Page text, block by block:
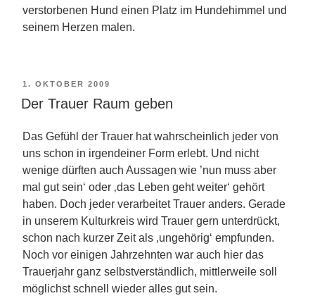
verstorbenen Hund einen Platz im Hundehimmel und
seinem Herzen malen.
VERÖFFENTLICHT
AM
1. OKTOBER 2009
Der Trauer Raum geben
Das Gefühl der Trauer hat wahrscheinlich jeder von
uns schon in irgendeiner Form erlebt. Und nicht
wenige dürften auch Aussagen wie ’nun muss aber
mal gut sein‘ oder ‚das Leben geht weiter‘ gehört
haben. Doch jeder verarbeitet Trauer anders. Gerade
in unserem Kulturkreis wird Trauer gern unterdrückt,
schon nach kurzer Zeit als ‚ungehörig‘ empfunden.
Noch vor einigen Jahrzehnten war auch hier das
Trauerjahr ganz selbstverständlich, mittlerweile soll
möglichst schnell wieder alles gut sein.